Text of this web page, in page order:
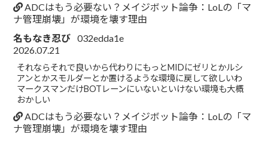
ADCはもう必要ない？メイジボット論争：LoLの「マ
ナ管理崩壊」が環境を壊す理由
名もなき忍び 032edda1e
2026.07.21
それならそれで良いから代わりにもっとMIDにゼリとかルシ
アンとかスモルダーとか置けるような環境に戻して欲しいわ
マークスマンだけBOTレーンにいないといけない環境も大概
おかしい
ADCはもう必要ない？メイジボット論争：LoLの「マ
ナ管理崩壊」が環境を壊す理由